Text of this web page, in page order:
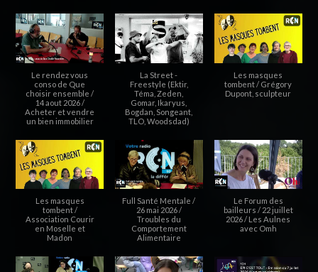
Le rendez vous
conso de Que
choisir ensemble /
14 aout 2026 /
Acheter et vendre
un bien immobilier
La Street -
Freestyle (Ektir,
Téma, Zeden,
Gomar, Ikaryus,
Bogdan, Songeant,
TLO, Woodsdad)
Les masques
tombent / Grégory
Dupont, sculpteur
Les masques
tombent /
Association Courir
en Moselle et
Madon
Full Santé Mentale /
26 mai 2026 /
Troubles du
Comportement
Alimentaire
Le Forum des
bailleurs / 22 juillet
2026 / Les Aulnes
avec Omh